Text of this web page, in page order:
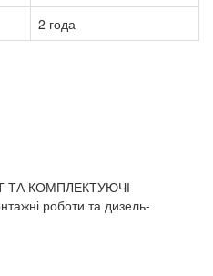
2 года
ТА КОМПЛЕКТУЮЧІ
роботи та дизель-